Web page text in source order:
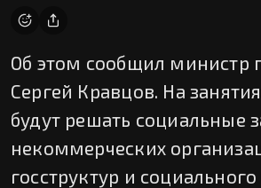
Об этом сообщил министр
Сергей Кравцов. На
будут решать социальные
некоммерческих
госструктур и социального